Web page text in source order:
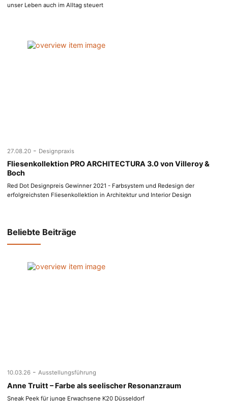
unser Leben auch im Alltag steuert
27.08.20 - Designpraxis
Fliesenkollektion PRO ARCHITECTURA 3.0 von Villeroy &
Boch
Red Dot Designpreis Gewinner 2021 - Farbsystem und Redesign der
erfolgreichsten Fliesenkollektion in Architektur und Interior Design
Beliebte Beiträge
10.03.26 - Ausstellungsführung
Anne Truitt – Farbe als seelischer Resonanzraum
Sneak Peek für junge Erwachsene K20 Düsseldorf